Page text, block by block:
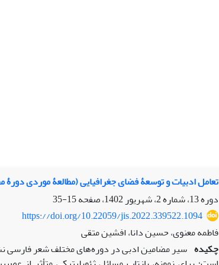
تعامل ادبیات و توسعۀ فضای جغرافیایی (مطالعۀ موردی
دوره 13، شماره 2، شهریور 1402، صفحه
15-35
https://doi.org/10.22059/jis.2022.339522.1094
فاطمه معنوی، حسین دانا، افشین متقی
چکیده سیر مضامین ادبی در دوره‌های مختلف شعر فارسی